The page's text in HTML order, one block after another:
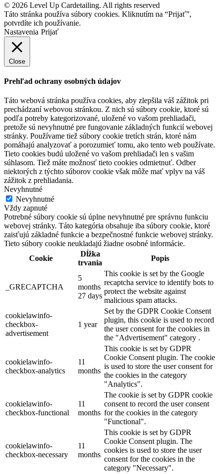
© 2026 Level Up Cardetailing. All rights reserved
Táto stránka používa súbory cookies. Kliknutím na “Prijať”,
potvrdíte ich používanie.
Nastavenia Prijať
Close
Prehľad ochrany osobných údajov
Táto webová stránka používa cookies, aby zlepšila váš zážitok pri
prechádzaní webovou stránkou. Z nich sú súbory cookie, ktoré sú
podľa potreby kategorizované, uložené vo vašom prehliadači,
pretože sú nevyhnutné pre fungovanie základných funkcií webovej
stránky. Používame tiež súbory cookie tretích strán, ktoré nám
pomáhajú analyzovať a porozumieť tomu, ako tento web používate.
Tieto cookies budú uložené vo vašom prehliadači len s vašim
súhlasom. Tiež máte možnosť tieto cookies odmietnuť. Odber
niektorých z týchto súborov cookie však môže mať vplyv na váš
zážitok z prehliadania.
Nevyhnutné
Nevyhnutné
Vždy zapnuté
Potrebné súbory cookie sú úplne nevyhnutné pre správnu funkciu
webovej stránky. Táto kategória obsahuje iba súbory cookie, ktoré
zaisťujú základné funkcie a bezpečnostné funkcie webovej stránky.
Tieto súbory cookie neukladajú žiadne osobné informácie.
Cookie
Dĺžka
trvania
Popis
_GRECAPTCHA
5
months
27 days
This cookie is set by the Google
recaptcha service to identify bots to
protect the website against
malicious spam attacks.
cookielawinfo-
checkbox-
advertisement
1 year
Set by the GDPR Cookie Consent
plugin, this cookie is used to record
the user consent for the cookies in
the "Advertisement" category .
cookielawinfo-
checkbox-analytics
11
months
This cookie is set by GDPR
Cookie Consent plugin. The cookie
is used to store the user consent for
the cookies in the category
"Analytics".
cookielawinfo-
checkbox-functional
11
months
The cookie is set by GDPR cookie
consent to record the user consent
for the cookies in the category
"Functional".
cookielawinfo-
checkbox-necessary
11
months
This cookie is set by GDPR
Cookie Consent plugin. The
cookies is used to store the user
consent for the cookies in the
category "Necessary".